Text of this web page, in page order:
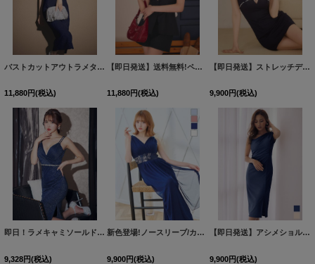
バストカットアウトラメタイトミディアムドレス/キャバドレス【S-Lサイズ/2カラー】[OF03] 【IM】
11,880円(税込)
【即日発送】送料無料!ペプラムトップス&パンツセットアップ/キャバドレス【XS-Lサイズ/1カラー】[OF01]【SB】dzwvAG
11,880円(税込)
【即日発送】ストレッチデニムビジューキャミタイトミニドレス/キャバドレス【XS-Mサイズ/1カラー】[OF01] 【SB】dzqAG
9,900円(税込)
即日！ラメキャミソールドレス/ノースリーブ/ビジュー/谷間見せ/背中見せ/ミディアムドレス/キャバドレス【XS-Mサイズ/1カラー】[OF03]【IM】
9,328円(税込)
新色登場!ノースリーブ/カシュクール/Vネック/ビジュー/チュール/ストレッチ/無地/谷間見せ/背中見せ/ロングドレス/キャバドレス【Fサイズ/4カラー】[OF03-X] 【IM】
9,900円(税込)
【即日発送】アシメショルダースリットミディアムドレス/キャバドレス【S-Lサイズ/2カラー】[OF03]【IM】dzqFV
9,900円(税込)